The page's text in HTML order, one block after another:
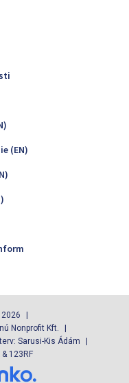
(EN)
2026
Nonprofit Kft.
Sarusi-Kis Ádám
123RF